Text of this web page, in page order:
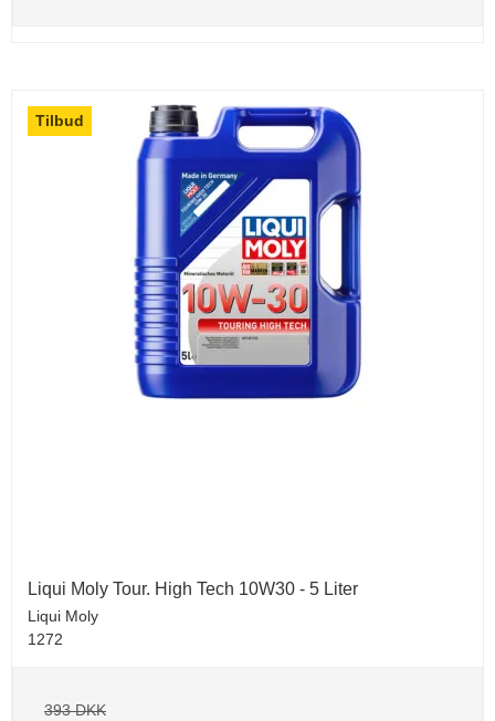
Tilbud
Liqui Moly Tour. High Tech 10W30 - 5 Liter
Liqui Moly
1272
393 DKK